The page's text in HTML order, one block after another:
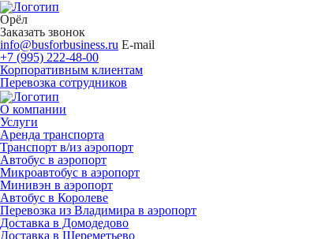
Орёл
Заказать звонок
info@busforbusiness.ru E-mail
+7 (995) 222-48-00
Корпоративным клиентам
Перевозка сотрудников
О компании
Услуги
Аренда транспорта
Транспорт в/из аэропорт
Автобус в аэропорт
Микроавтобус в аэропорт
Минивэн в аэропорт
Автобус в Королеве
Перевозка из Владимира в аэропорт
Доставка в Домодедово
Доставка в Шереметьево